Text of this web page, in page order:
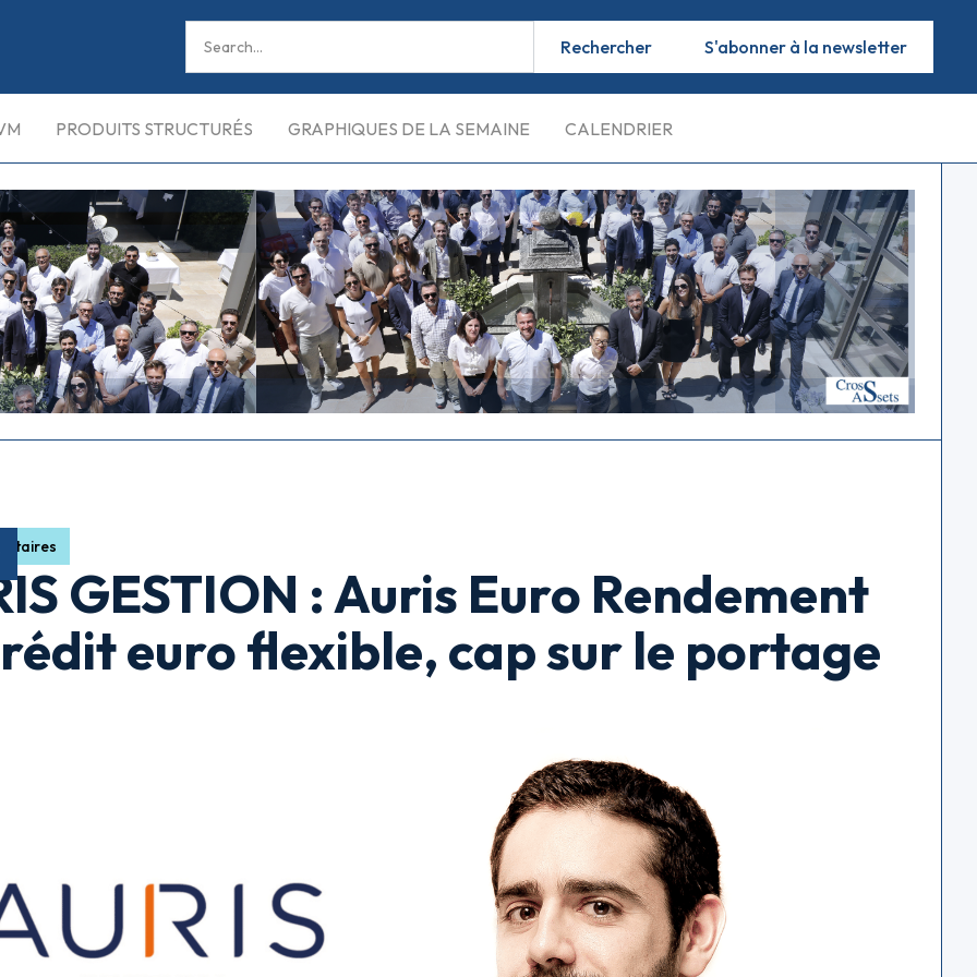
S'abonner à la newsletter
PRODUITS STRUCTURÉS GRAPHIQUES DE LA SEMAINE CALENDRIER
GESTION : Auris Euro Rendement
euro flexible, cap sur le portage